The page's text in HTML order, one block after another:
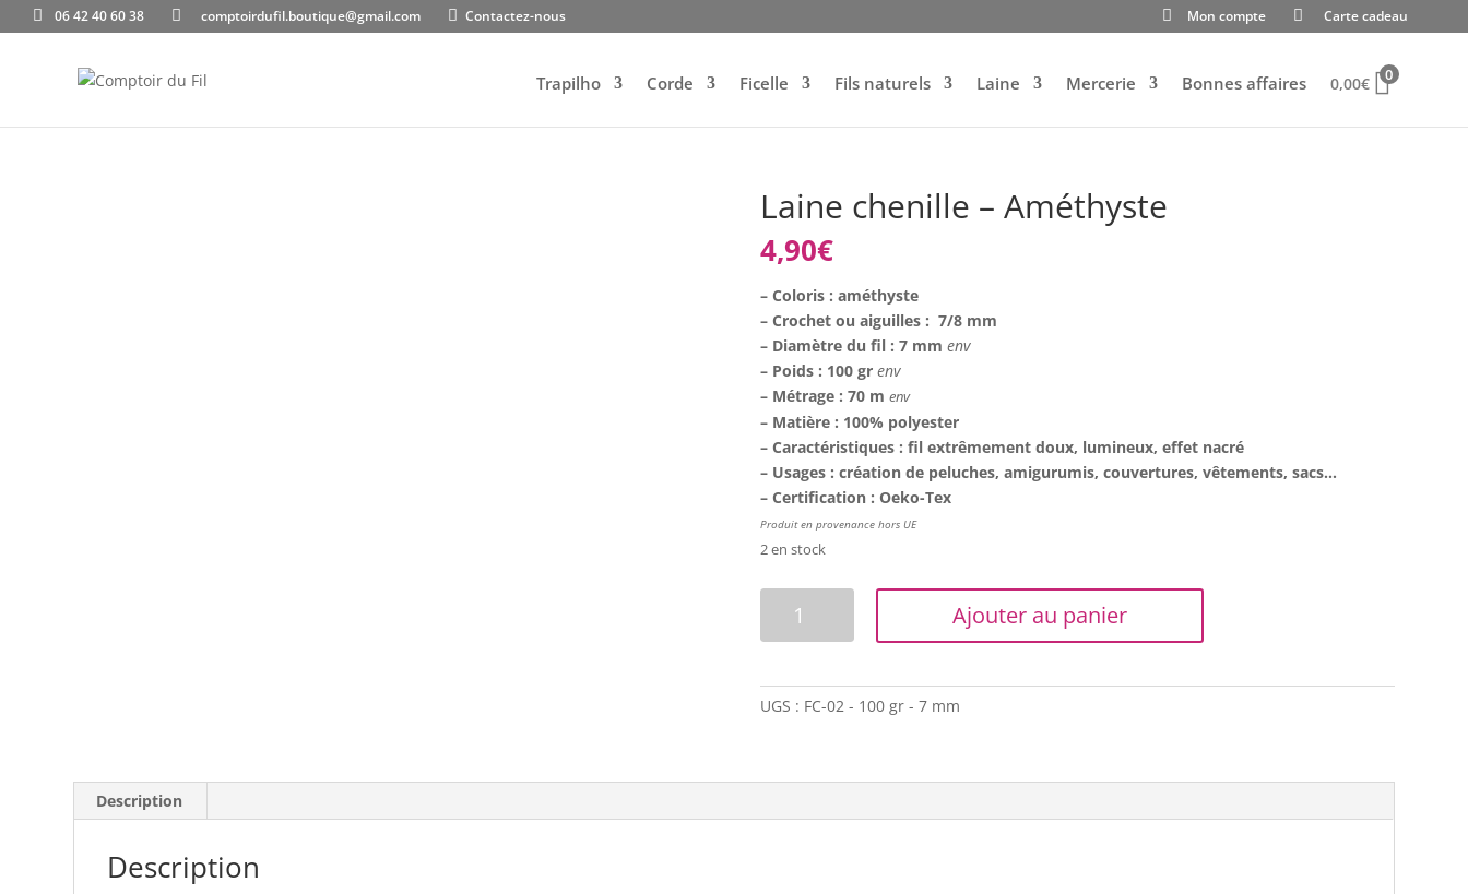
06 42 40 60 38 comptoirdufil.boutique@gmail.com Contactez-nous Carte cadeau
Mon compte
Trapilho Corde Ficelle Fils naturels Laine Mercerie Bonnes affaires 0,00€ 0
Laine chenille – Améthyste
4,90€
– Coloris : améthyste
– Crochet ou aiguilles : 7/8 mm
– Diamètre du fil : 7 mmenv
– Poids : 100 grenv
– Métrage : 70 menv
– Matière : 100% polyester
– Caractéristiques : fil extrêmement doux, lumineux, effet nacré
– Usages : création de peluches, amigurumis, couvertures, vêtements, sacs…
– Certification : Oeko-Tex
Produit en provenance hors UE
2 en stock
-
Ajouter au panier
UGS : FC-02 - 100 gr - 7 mm
Description
Description